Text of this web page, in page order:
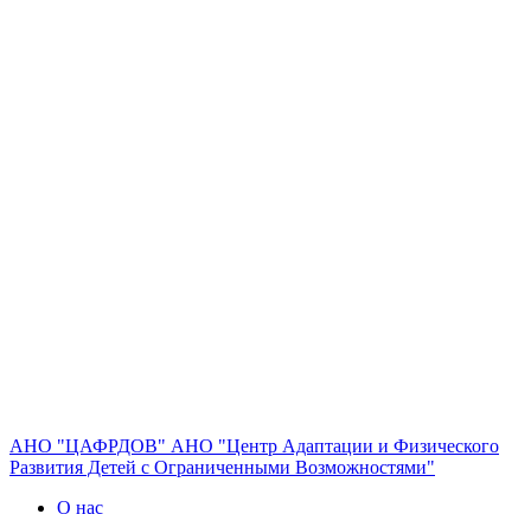
АНО "ЦАФРДОВ" АНО "Центр Адаптации и Физического
Развития Детей с Ограниченными Возможностями"
О нас